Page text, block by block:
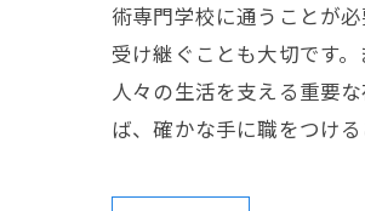
術専門学校に通うことが
受け継ぐことも大切です
人々の生活を支える重要
ば、確かな手に職をつける